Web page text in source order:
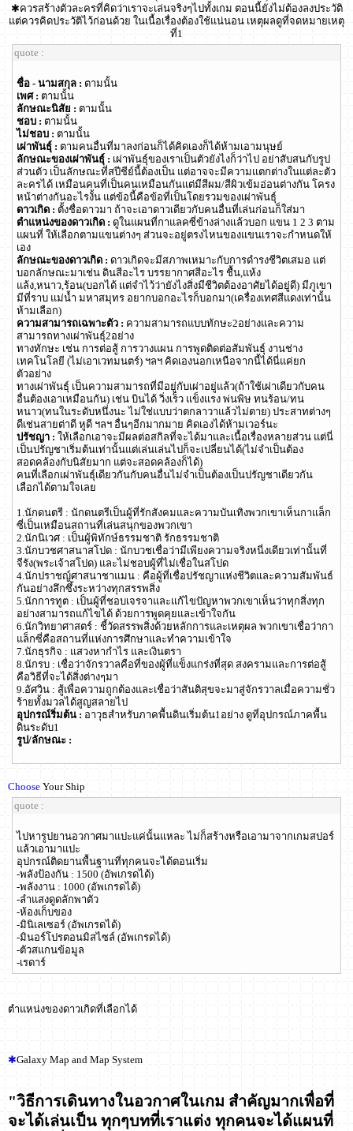
✱ควรสร้างตัวละครที่คิดว่าเราจะเล่นจริงๆไปทั้งเกม ตอนนี้ยังไม่ต้องลงประวัติ
แต่ควรคิดประวัติไว้ก่อนด้วย ในเนื้อเรื่องต้องใช้แน่นอน เหตุผลดูที่จดหมายเหตุ
ที่1
quote :
ชื่อ - นามสกุล : ตามนั้น
เพศ : ตามนั้น
ลักษณะนิสัย : ตามนั้น
ชอบ : ตามนั้น
ไม่ชอบ : ตามนั้น
เผ่าพันธุ์ : ตามคนอื่นที่มาลงก่อนก็ได้คิดเองก็ได้ห้ามเอามนุษย์
ลักษณะของเผ่าพันธุ์ : เผ่าพันธุ์ของเราเป็นตัวยังไงก็ว่าไป อย่าสับสนกับรูป
ส่วนตัว เป็นลักษณะที่สปีชีย์นี้ต้องเป็น แต่อาจจะมีความแตกต่างในแต่ละตัว
ละครได้ เหมือนคนที่เป็นคนเหมือนกันแต่มีสีผม/สีผิวเข้มอ่อนต่างกัน โครง
หน้าต่างกันอะไรงั้น แต่ข้อนี้คือข้อที่เป็นโดยรวมของเผ่าพันธุ์
ดาวเกิด : ตั้งชื่อดาวมา ถ้าจะเอาดาวเดียวกับคนอื่นที่เล่นก่อนก็ใส่มา
ตำแหน่งของดาวเกิด : ดูในแผนที่กาแลคซี่ข้างล่างแล้วบอก แขน 1 2 3 ตาม
แผนที่ ให้เลือกตามแขนต่างๆ ส่วนจะอยู่ตรงไหนของแขนเราจะกำหนดให้
เอง
ลักษณะของดาวเกิด : ดาวเกิดจะมีสภาพเหมาะกับการดำรงชีวิตเสมอ แต่
บอกลักษณะมาเช่น ดินสีอะไร บรรยากาศสีอะไร ชื้น,แห้ง
แล้ง,หนาว,ร้อน(บอกได้ แต่จำไว้ว่ายังไงสิ่งมีชีวิตต้องอาศัยได้อยู่ดี) มีภูเขา
มีที่ราบ แม่น้ำ มหาสมุทร อยากบอกอะไรก็บอกมา(เครื่องเทศสีแดงเท่านั้น
ห้ามเลือก)
ความสามารถเฉพาะตัว : ความสามารถแบบทักษะ2อย่างและความ
สามารถทางเผ่าพันธุ์2อย่าง
ทางทักษะ เช่น การต่อสู้ การวางแผน การพูดติดต่อสัมพันธุ์ งานช่าง
เทคโนโลยี (ไม่เอาเวทมนตร์) ฯลฯ คิดเองนอกเหนือจากนี้ได้นี่แค่ยก
ตัวอย่าง
ทางเผ่าพันธุ์ เป็นความสามารถที่มีอยู่กับเผ่าอยู่แล้ว(ถ้าใช้เผ่าเดียวกับคน
อื่นต้องเอาเหมือนกัน) เช่น บินได้ วิ่งเร็ว แข็งแรง พ่นพิษ ทนร้อน/ทน
หนาว(ทนในระดับหนึ่งนะ ไม่ใช่แบบว่าตกลาวาแล้วไม่ตาย) ประสาทต่างๆ
ดีเช่นสายต่าดี หูดี ฯลฯ อื่นๆอีกมากมาย คิดเองได้ห้ามเวอร์นะ
ปรัชญา : ให้เลือกเอาจะมีผลต่อสกิลที่จะได้มาและเนื้อเรื่องหลายส่วน แต่นี่
เป็นปรัญชาเริ่มต้นเท่านั้นแต่เล่นเล่นไปก็จะเปลี่ยนได้(ไม่จำเป็นต้อง
สอดคล้องกับนิสัยมาก แต่จะสอดคล้องก็ได้)
คนที่เลือกเผ่าพันธุ์เดียวกันกับคนอื่นไม่จำเป็นต้องเป็นปรัญชาเดียวกัน
เลือกได้ตามใจเลย
1.นักดนตรี : นักดนตรีเป็นผู้ที่รักสังคมและความบันเทิงพวกเขาเห็นกาแล็ก
ซี่เป็นเหมือนสถานที่เล่นสนุกของพวกเขา
2.นักนิเวศ : เป็นผู้พิทักษ์ธรรมชาติ รักธรรมชาติ
3.นักบวชศาสนาสโปด : นักบวชเชื่อว่ามีเพียงความจริงหนี่งเดียวเท่านั้นที่
จีรัง(พระเจ้าสโปด) และไม่ชอบผู้ที่ไม่เชื่อในสโปด
4.นักปราชญ์ศาสนาชาแมน : คือผู้ที่เชื่อปรัชญาแห่งชีวิตและความสัมพันธ์
กันอย่างลึกซึ้งระหว่างทุกสรรพสิ่ง
5.นักการทูต : เป็นผู้ที่ชอบเจรจาและแก้ไขปัญหาพวกเขาเห็นว่าทุกสิ่งทุก
อย่างสามารถแก้ไขได้ ด้วยการพูดคุยและเข้าใจกัน
6.นักวิทยาศาสตร์ : ชี้วัดสรรพสิ่งด้วยหลักการและเหตุผล พวกเขาเชื่อว่ากา
แล็กซี่คือสถานที่แห่งการศึกษาและทำความเข้าใจ
7.นักธุรกิจ : แสวงหากำไร และเงินตรา
8.นักรบ : เชื่อว่าจักรวาลคือที่ของผู้ที่แข็งแกร่งที่สุด สงครามและการต่อสู้
คือวิธีที่จะได้สิ่งต่างๆมา
9.อัศวิน : สู้เพื่อความถูกต้องและเชื่อว่าสันติสุขจะมาสู่จักรวาลเมื่อความชั่ว
ร้ายทั้งมวลได้สูญสลายไป
อุปกรณ์ริ่มต้น : อาวุธสำหรับภาคพื้นดินเริ่มต้น1อย่าง ดูที่อุปกรณ์ภาคพื้น
ดินระดับ1
รูป/ลักษณะ :
Choose Your Ship
quote :
ไปหารูปยานอวกาศมาแปะแค่นั้นแหละ ไม่ก็สร้างหรือเอามาจากเกมสปอร์
แล้วเอามาแปะ
อุปกรณ์ติดยานพื้นฐานที่ทุกคนจะได้ตอนเริ่ม
-พลังป้องกัน : 1500 (อัพเกรดได้)
-พลังงาน : 1000 (อัพเกรดได้)
-ลำแสงดูดลักพาตัว
-ห้องเก็บของ
-มินิเลเซอร์ (อัพเกรดได้)
-มินอร์โปรตอนมิสไซล์ (อัพเกรดได้)
-ตัวสแกนข้อมูล
-เรดาร์
ตำแหน่งของดาวเกิดที่เลือกได้
✱Galaxy Map and Map System
"วิธีการเดินทางในอวกาศในเกม สำคัญมากเพื่อที่
จะได้เล่นเป็น ทุกๆบทที่เราแต่ง ทุกคนจะได้แผนที่